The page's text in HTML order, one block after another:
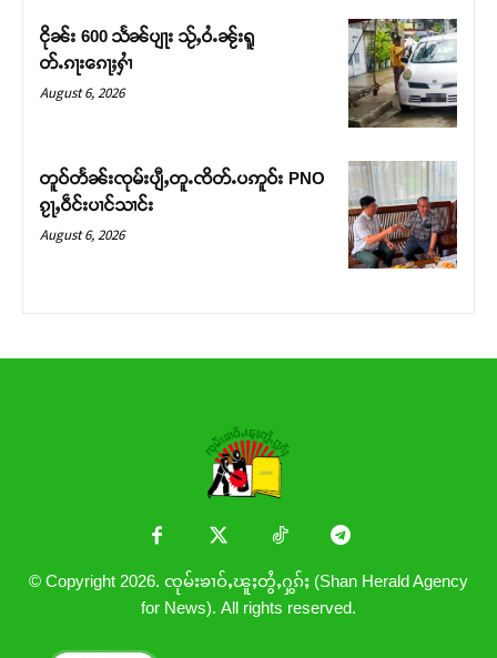
တႃႇႁႂ်ႈသဵင်ၵၢင်ၸႂ်ၵူၼ်းမိူင်း ၵူႈတီႈၵူႈလႅၼ်ပေႃးတေၸွ
တ်ႇ တူဝ်ႈလုမ်ႈၾႃႉၼၼ်ႉ ၶဝ်ႈႁူမ်ႈၵမ်ႉထႅမ် ၸုမ်းၶၢ
ဝ်ႇၽူႈတွႆႇႁွၵ်ႈ လႆႈယူႇၶႃႈဢေႃႈ။
ငိုၼ်း 600 သႅၼ်ပျႃး သႂ်ႇဝႆႉၼႂ်းရူ
တ်ႉၵႃးၵေႃႈႁၢႆ
August 6, 2026
တူဝ်တႅၼ်းၸုမ်းပျီႇတူႉၸိတ်ႉပဢူဝ်း PNO
ၵႂႃႇဝဵင်းပၢင်သၢင်း
August 6, 2026
© Copyright 2026. ၸုမ်းၶၢဝ်ႇၽူႈတွႆႇႁွၵ်ႈ (Shan Herald Agency
for News). All rights reserved.